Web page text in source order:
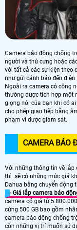
Camera báo động chống
người và thú cưng hoặc
với tất cả các sự kiện theo
như gửi cảnh báo đến
Ngoài ra camera có công
thường được tích hợp một
giọng nói của bạn khi có
cho phép giao tiếp bằng
phạm vi được giám sát.
CAMERA BÁO
Với những thông tin về lắp
thì sẽ có những mức giá
Dahua bằng chuyển động
- Giá lắp camera báo
camera có giá từ
cứng 500 GB bao gồm
camera báo động chống
còn những vị trí muốn sử